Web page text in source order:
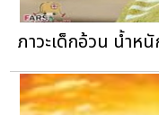
ภาวะเด็กอ้วน น้ำห